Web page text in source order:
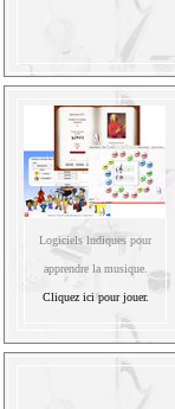
Logiciels ludiques pour
apprendre la musique.
Cliquez ici pour jouer.